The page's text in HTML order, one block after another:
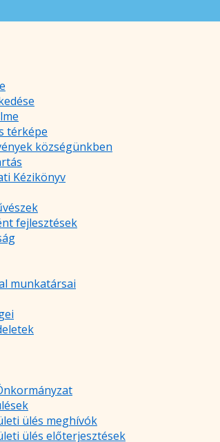
térképe
községünkben
Kézikönyv
fejlesztések
munkatársai
ülés meghívók
ülés előterjesztések